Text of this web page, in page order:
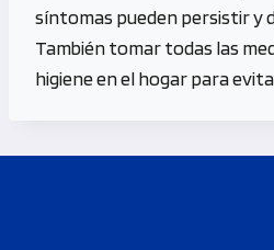
síntomas pueden persistir y
También tomar todas las
higiene en el hogar para